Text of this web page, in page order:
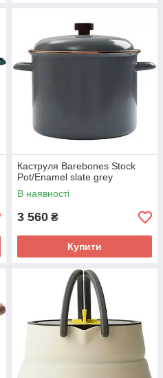
Каструля Barebones Stock
Pot/Enamel slate grey
В наявності
3 560 ₴
Купити